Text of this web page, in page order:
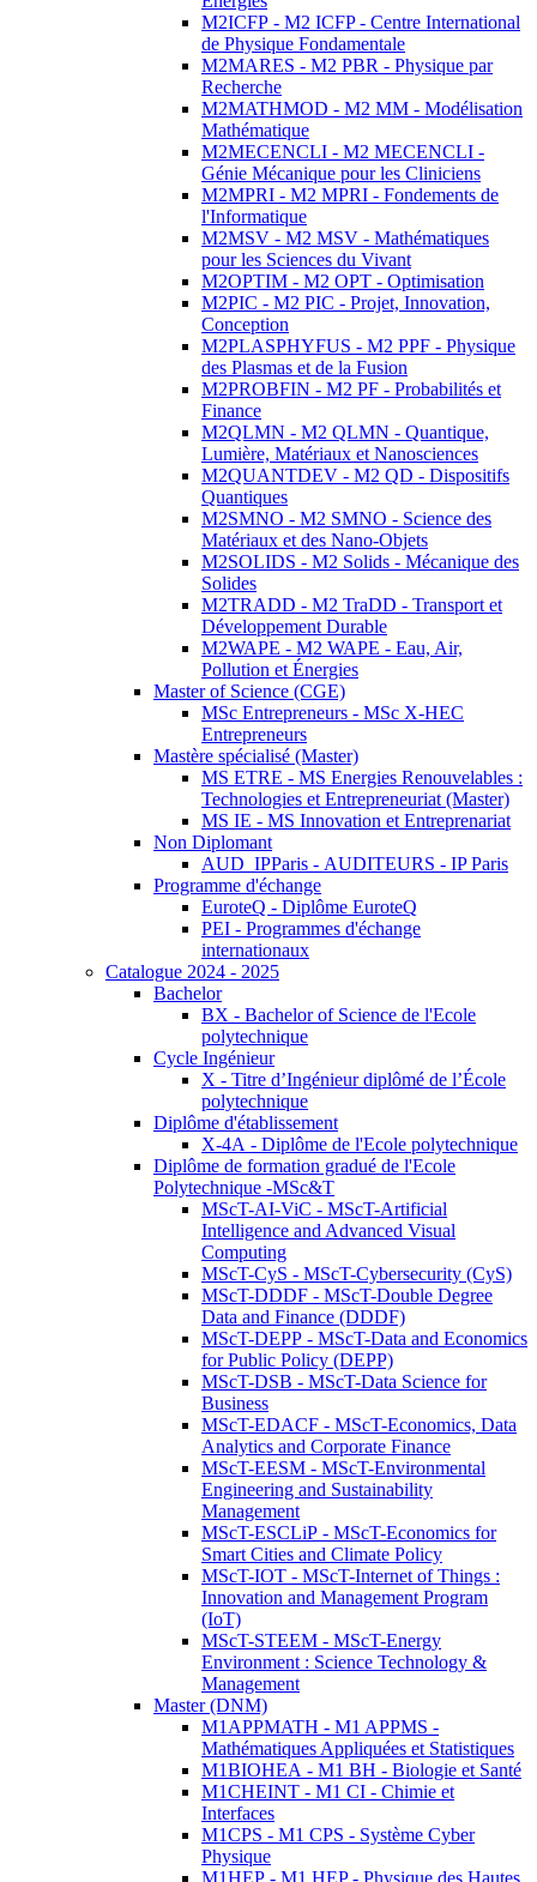
M2ICFP - M2 ICFP - Centre International
de Physique Fondamentale
M2MARES - M2 PBR - Physique par
Recherche
M2MATHMOD - M2 MM - Modélisation
Mathématique
M2MECENCLI - M2 MECENCLI -
Génie Mécanique pour les Cliniciens
M2MPRI - M2 MPRI - Fondements de
l'Informatique
M2MSV - M2 MSV - Mathématiques
pour les Sciences du Vivant
M2OPTIM - M2 OPT - Optimisation
M2PIC - M2 PIC - Projet, Innovation,
Conception
M2PLASPHYFUS - M2 PPF - Physique
des Plasmas et de la Fusion
M2PROBFIN - M2 PF - Probabilités et
Finance
M2QLMN - M2 QLMN - Quantique,
Lumière, Matériaux et Nanosciences
M2QUANTDEV - M2 QD - Dispositifs
Quantiques
M2SMNO - M2 SMNO - Science des
Matériaux et des Nano-Objets
M2SOLIDS - M2 Solids - Mécanique des
Solides
M2TRADD - M2 TraDD - Transport et
Développement Durable
M2WAPE - M2 WAPE - Eau, Air,
Pollution et Énergies
Master of Science (CGE)
MSc Entrepreneurs - MSc X-HEC
Entrepreneurs
Mastère spécialisé (Master)
MS ETRE - MS Energies Renouvelables :
Technologies et Entrepreneuriat (Master)
MS IE - MS Innovation et Entreprenariat
Non Diplomant
AUD_IPParis - AUDITEURS - IP Paris
Programme d'échange
EuroteQ - Diplôme EuroteQ
PEI - Programmes d'échange
internationaux
Catalogue 2024 - 2025
Bachelor
BX - Bachelor of Science de l'Ecole
polytechnique
Cycle Ingénieur
X - Titre d’Ingénieur diplômé de l’École
polytechnique
Diplôme d'établissement
X-4A - Diplôme de l'Ecole polytechnique
Diplôme de formation gradué de l'Ecole
Polytechnique -MSc&T
MScT-AI-ViC - MScT-Artificial
Intelligence and Advanced Visual
Computing
MScT-CyS - MScT-Cybersecurity (CyS)
MScT-DDDF - MScT-Double Degree
Data and Finance (DDDF)
MScT-DEPP - MScT-Data and Economics
for Public Policy (DEPP)
MScT-DSB - MScT-Data Science for
Business
MScT-EDACF - MScT-Economics, Data
Analytics and Corporate Finance
MScT-EESM - MScT-Environmental
Engineering and Sustainability
Management
MScT-ESCLiP - MScT-Economics for
Smart Cities and Climate Policy
MScT-IOT - MScT-Internet of Things :
Innovation and Management Program
(IoT)
MScT-STEEM - MScT-Energy
Environment : Science Technology &
Management
Master (DNM)
M1APPMATH - M1 APPMS -
Mathématiques Appliquées et Statistiques
M1BIOHEA - M1 BH - Biologie et Santé
M1CHEINT - M1 CI - Chimie et
Interfaces
M1CPS - M1 CPS - Système Cyber
Physique
M1HEP - M1 HEP - Physique des Hautes